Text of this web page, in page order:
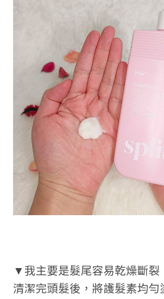
▼我主要是髮尾容易乾燥斷裂
清潔完頭髮後，將護髮素均勻